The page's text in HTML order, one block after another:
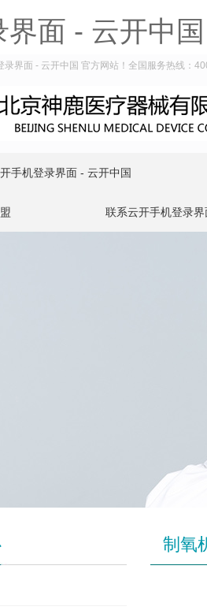
面 - 云开中国
录界面 - 云开中国 官方网站！全国服务热线：
手机登录界面 - 云开中国
联系云开手机登录
制氧